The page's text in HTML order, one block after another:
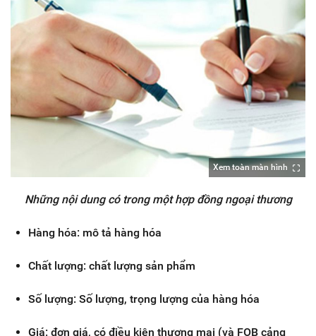
Xem toàn màn hình
Những nội dung có trong một hợp đồng ngoại thương
Hàng hóa: mô tả hàng hóa
Chất lượng: chất lượng sản phẩm
Số lượng: Số lượng, trọng lượng của hàng hóa
Giá: đơn giá, có điều kiện thương mại (và FOB cảng